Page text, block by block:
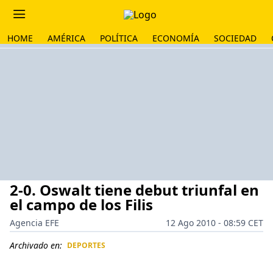
HOME AMÉRICA POLÍTICA ECONOMÍA SOCIEDAD
2-0. Oswalt tiene debut triunfal en
el campo de los Filis
Agencia EFE
12 Ago 2010 - 08:59 CET
Archivado en: DEPORTES